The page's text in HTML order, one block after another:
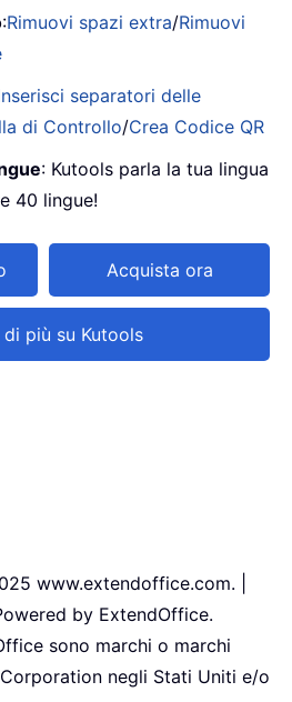
:Rimuovi spazi extra/Rimuovi
separatori delle
di Controllo/Crea Codice QR
: Kutools parla la tua lingua
40 lingue!
Acquista ora
più su Kutools
www.extendoffice.com. |
by ExtendOffice.
sono marchi o marchi
negli Stati Uniti e/o